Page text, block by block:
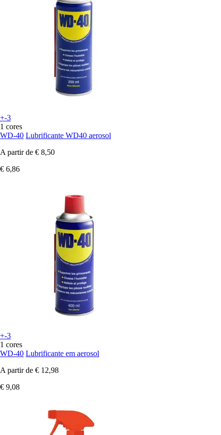
+-3
1 cores
WD-40 Lubrificante WD40 aerosol
A partir de € 8,50
€ 6,86
+-3
1 cores
WD-40 Lubrificante em aerosol
A partir de € 12,98
€ 9,08